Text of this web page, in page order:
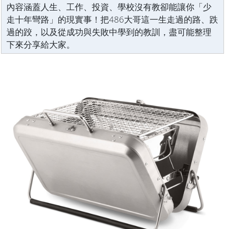
內容涵蓋人生、工作、投資、學校沒有教卻能讓你「少
走十年彎路」的現實事！把486大哥這一生走過的路、跌
過的跤，以及從成功與失敗中學到的教訓，盡可能整理
下來分享給大家。